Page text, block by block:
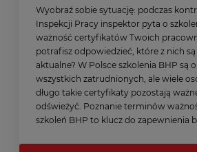
Wyobraź sobie sytuację: podczas
Inspekcji Pracy inspektor pyta o
ważność certyfikatów Twoich
potrafisz odpowiedzieć, które z nich są
aktualne? W Polsce szkolenia BHP są
wszystkich zatrudnionych, ale wiele
długo takie certyfikaty pozostają
odświeżyć. Poznanie terminów
szkoleń BHP to klucz do zapewnienia